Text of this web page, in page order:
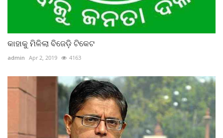
କାହାକୁ ମିଳିଲା ବିଜେଡ଼ି ଟିକେଟ
admin Apr 2, 2019 4163